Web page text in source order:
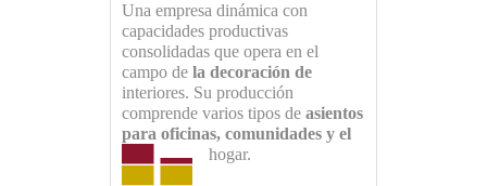
Una empresa dinámica con
capacidades productivas
consolidadas que opera en el
campo de la decoración de
interiores. Su producción
comprende varios tipos de asientos
para oficinas, comunidades y el
hogar.